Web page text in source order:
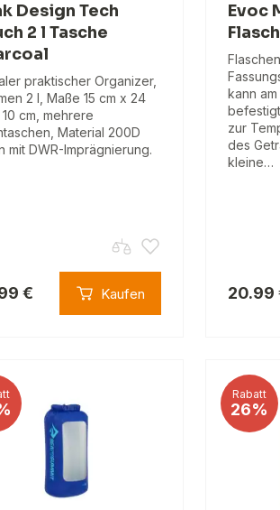
Design Tech
2 l Tasche
praktischer Organizer,
2 l, Maße 15 cm x 24
cm, mehrere
Material 200D
mit DWR-Imprägnierung.
€ Kaufen
Evoc
kann
zur
des
kleine…
20.99
Rabatt
26%